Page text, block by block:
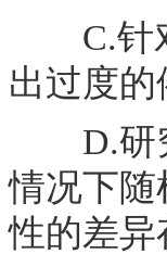
C.针对
出过度
D.研究
情况下随
性的差异